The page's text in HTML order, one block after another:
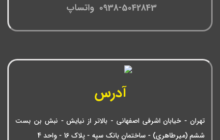
0938-5042843 واتساپ
آدرس
تهران - خیابان اشرفی اصفهانی - بالاتر از نیایش - نبش بن بست
ششم (میرطاهری) - ساختمان بانک سپه - پلاک 16 - واحد 4